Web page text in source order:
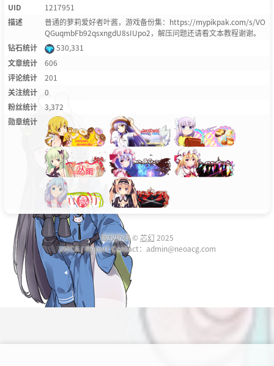
UID
1217951
描述
普通的萝莉爱好者叶酱，游戏备份集：https://mypikpak.com/s/VO
QGuqmbFb92qsxngdU8sIUpo2，解压问题还请看文本教程谢谢。
钻石统计
530,331
文章统计
606
评论统计
201
关注统计
0
粉丝统计
3,372
勋章统计
版权所有 © 芯幻 2025
DMCA / Report Contact：admin@neoacg.com